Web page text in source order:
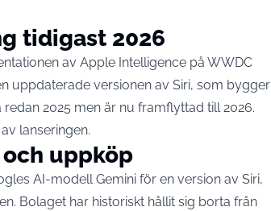
tidigast 2026
av Apple Intelligence på WWDC
uppdaterade versionen av Siri, som bygger
2025 men är nu framflyttad till 2026.
lanseringen.
uppköp
AI-modell Gemini för en version av Siri,
Bolaget har historiskt hållit sig borta från